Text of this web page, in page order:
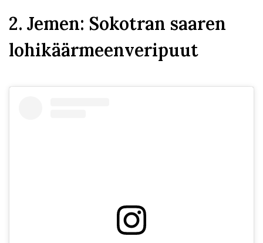
2. Jemen: Sokotran saaren
lohikäärmeenveripuut